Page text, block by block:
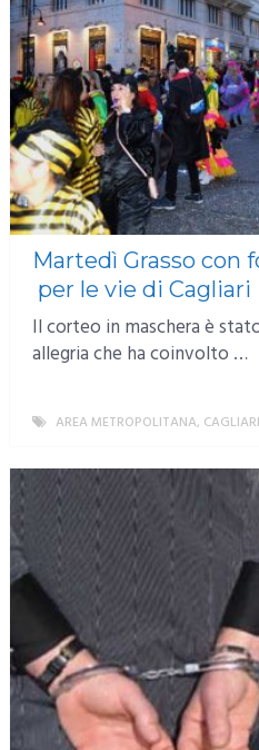
Martedì Grasso con
per le vie di Cagliari
Il corteo in maschera è
allegria che ha coinvolto …
AREA METROPOLITANA, CAGLIARI